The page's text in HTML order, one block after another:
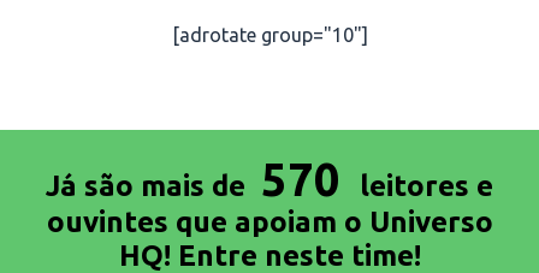
[adrotate group="10"]
Já são mais de 570
leitores e
ouvintes que apoiam o Universo
HQ! Entre neste time!